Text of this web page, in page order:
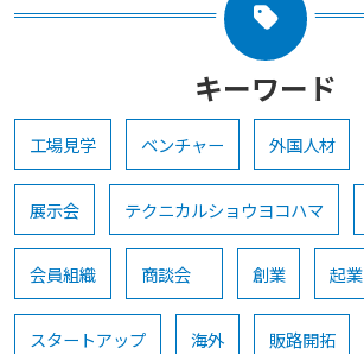
キーワード
工場見学 ベンチャー 外国人材
展示会 テクニカルショウヨコハマ
会員組織 商談会 創業 起業
スタートアップ 海外 販路開拓